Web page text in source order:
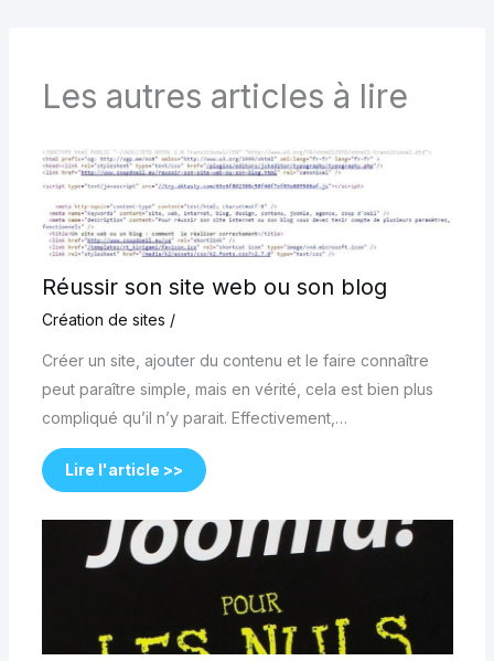
Les autres articles à lire
Réussir son site web ou son blog
Création de sites /
Créer un site, ajouter du contenu et le faire connaître
peut paraître simple, mais en vérité, cela est bien plus
compliqué qu’il n’y parait. Effectivement,…
Lire l'article >>